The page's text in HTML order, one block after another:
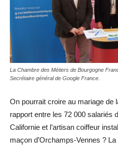
La Chambre des Métiers de Bourgogne
Secrétaire général de Google France.
On pourrait croire au mariage de
rapport entre les 72 000 salariés
Californie et l’artisan coiffeur
maçon d’Orchamps-Vennes ?